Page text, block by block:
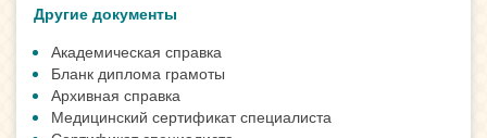
Другие документы
Академическая справка
Бланк диплома грамоты
Архивная справка
Медицинский сертификат специалиста